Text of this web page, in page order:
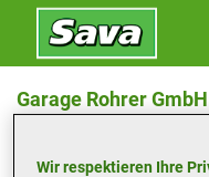
Garage Rohrer GmbH
Wir respektieren Ihre